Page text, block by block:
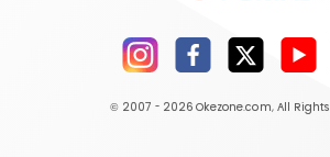
© 2007 - 2026 Okezone.com, All Rights